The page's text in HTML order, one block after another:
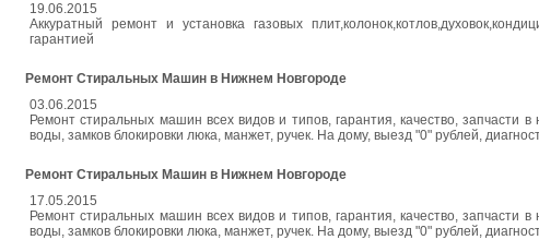
19.06.2015
Аккуратный ремонт и установка газовых
гарантией
Ремонт Стиральных Машин в Нижнем Новгороде
03.06.2015
Ремонт стиральных машин всех видов и типов, гарантия, качество,
воды, замков блокировки люка, манжет, ручек. На дому, выезд "0" рублей,
Ремонт Стиральных Машин в Нижнем Новгороде
17.05.2015
Ремонт стиральных машин всех видов и типов, гарантия, качество,
воды, замков блокировки люка, манжет, ручек. На дому, выезд "0" рублей,